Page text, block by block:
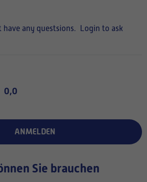
any questsions.
Login to ask
0,0
ANMELDEN
Sie brauchen